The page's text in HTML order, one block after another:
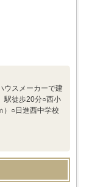
ウスメーカーで建
駅徒歩20分○西小
）○日進西中学校